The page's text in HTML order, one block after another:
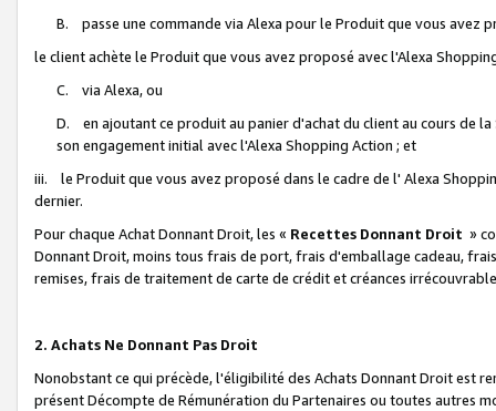
B. passe une commande via Alexa pour le Produit que vous avez
le client achète le Produit que vous avez proposé avec l'Alexa
C. via Alexa, ou
D. en ajoutant ce produit au panier d'achat du client au cours de
son engagement initial avec l'Alexa Shopping Action ; et
iii. le Produit que vous avez proposé dans le cadre de l' Alexa
dernier.
Pour chaque Achat Donnant Droit, les « Recettes Donnant Droit »
Donnant Droit, moins tous frais de port, frais d'emballage cadeau,
remises, frais de traitement de carte de crédit et créances
2. Achats Ne Donnant Pas Droit
Nonobstant ce qui précède, l'éligibilité des Achats Donnant Droit est
présent Décompte de Rémunération du Partenaires ou toutes autres